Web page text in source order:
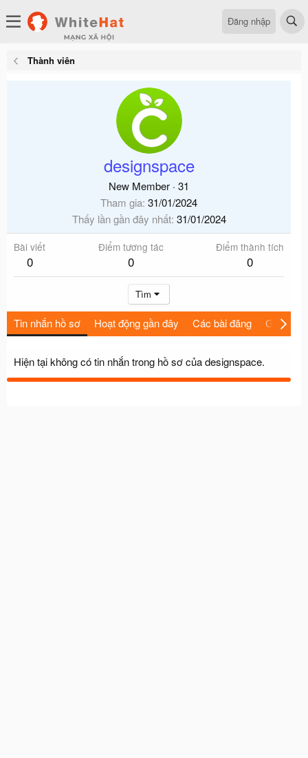
Đăng nhập
Thành viên
designspace
New Member · 31
Tham gia 31/01/2024
Thấy lần gần đây nhất 31/01/2024
Bài viết
0
Điểm tương tác
0
Điểm thành tích
0
Tìm
Tin nhắn hồ sơ Hoạt động gần đây Các bài đăng Giới thiệu
Hiện tại không có tin nhắn trong hồ sơ của designspace.